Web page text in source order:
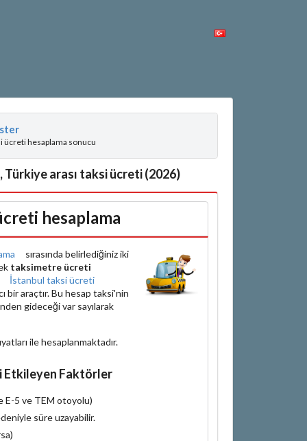
ücreti hesaplama sonucu
arası taksi ücreti (2026)
hesaplama
sırasında belirlediğiniz iki
taksimetre ücreti
İstanbul taksi ücreti
bir araçtır. Bu hesap taksi'nin
gideceği var sayılarak
ile hesaplanmaktadır.
Etkileyen Faktörler
E-5 ve TEM otoyolu)
süre uzayabilir.